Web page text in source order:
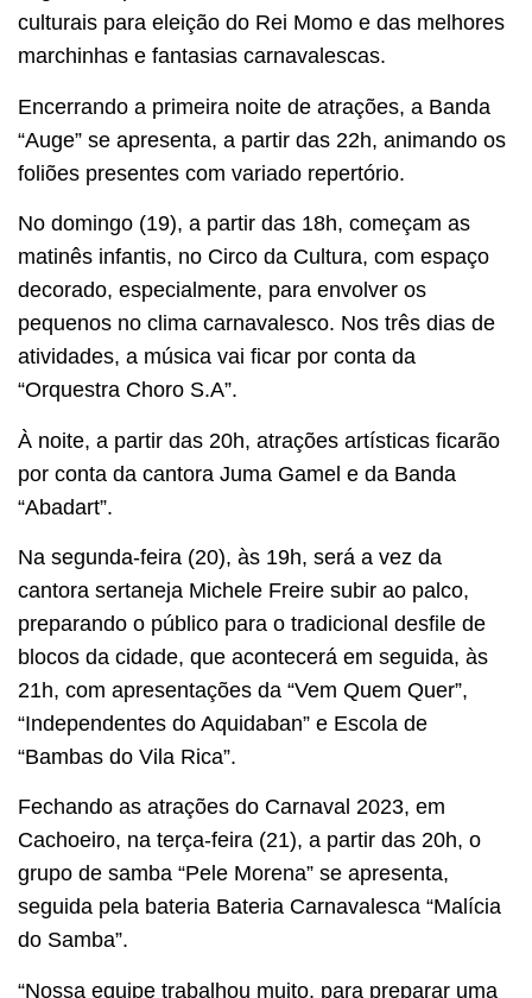
culturais para eleição do Rei Momo e das melhores
marchinhas e fantasias carnavalescas.
Encerrando a primeira noite de atrações, a Banda
“Auge” se apresenta, a partir das 22h, animando os
foliões presentes com variado repertório.
No domingo (19), a partir das 18h, começam as
matinês infantis, no Circo da Cultura, com espaço
decorado, especialmente, para envolver os
pequenos no clima carnavalesco. Nos três dias de
atividades, a música vai ficar por conta da
“Orquestra Choro S.A”.
À noite, a partir das 20h, atrações artísticas ficarão
por conta da cantora Juma Gamel e da Banda
“Abadart”.
Na segunda-feira (20), às 19h, será a vez da
cantora sertaneja Michele Freire subir ao palco,
preparando o público para o tradicional desfile de
blocos da cidade, que acontecerá em seguida, às
21h, com apresentações da “Vem Quem Quer”,
“Independentes do Aquidaban” e Escola de
“Bambas do Vila Rica”.
Fechando as atrações do Carnaval 2023, em
Cachoeiro, na terça-feira (21), a partir das 20h, o
grupo de samba “Pele Morena” se apresenta,
seguida pela bateria Bateria Carnavalesca “Malícia
do Samba”.
“Nossa equipe trabalhou muito, para preparar uma